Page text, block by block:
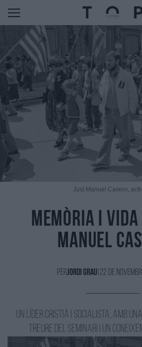
Just Manuel Casero,
Memòria i vida
Manuel
PerJordi Grau 22 de
Un líder cristià i socialista, amb
treure del Seminari i un